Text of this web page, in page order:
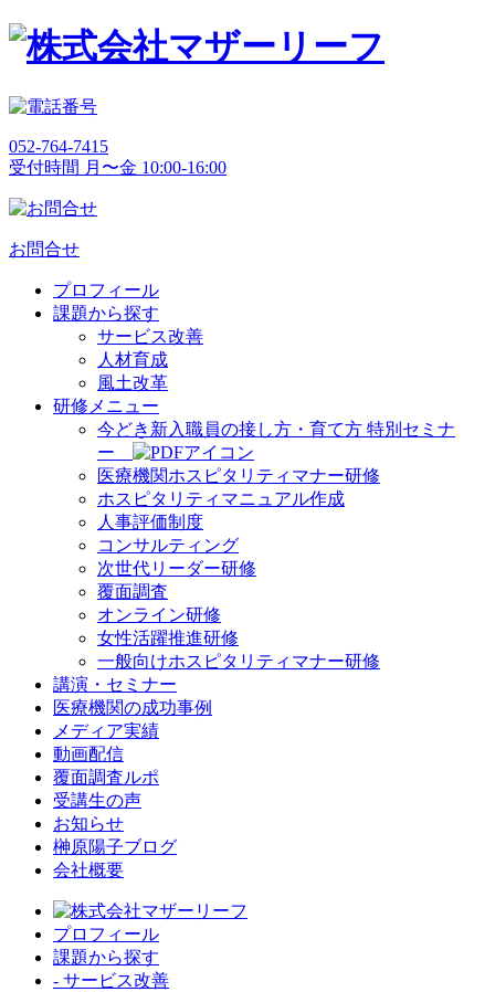
052-764-7415
受付時間 月〜金 10:00-16:00
お問合せ
プロフィール
課題から探す
サービス改善
人材育成
風土改革
研修メニュー
今どき新入職員の接し方・育て方 特別セミナ
ー
医療機関ホスピタリティマナー研修
ホスピタリティマニュアル作成
人事評価制度
コンサルティング
次世代リーダー研修
覆面調査
オンライン研修
女性活躍推進研修
一般向けホスピタリティマナー研修
講演・セミナー
医療機関の成功事例
メディア実績
動画配信
覆面調査ルポ
受講生の声
お知らせ
榊原陽子ブログ
会社概要
プロフィール
課題から探す
- サービス改善